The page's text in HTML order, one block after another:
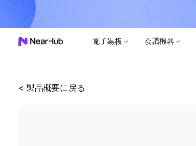
。
電子黒板 会議機器
< 製品概要に戻る